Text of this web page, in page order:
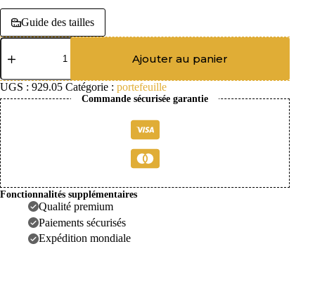
Guide des tailles
quantité
Portefeuille
junior
cuir
vachette
authentique
RFID
Ajouter au panier
UGS : 929.05 Catégorie : portefeuille
Commande sécurisée garantie
Fonctionnalités supplémentaires
Qualité premium
Paiements sécurisés
Expédition mondiale